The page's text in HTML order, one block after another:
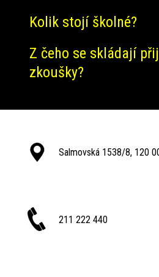
Kolik stojí školné?
Z čeho se skládají
zkoušky?
Salmovská 1538/8, 120
211 222 440